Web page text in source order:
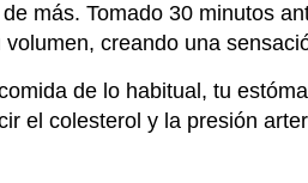
más. Tomado 30 minutos
creando una
de lo habitual, tu
el colesterol y la presión